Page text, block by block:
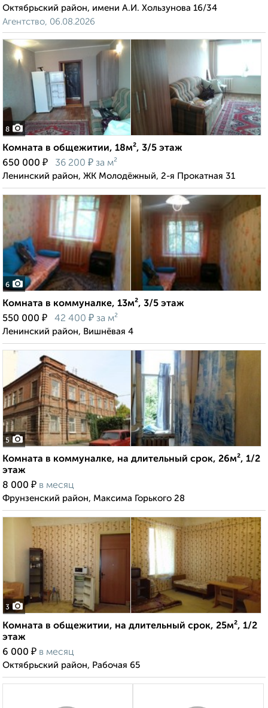
Октябрьский район, имени А.И. Хользунова 16/34
Агентство, 06.08.2026
8
Комната в общежитии, 18м², 3/5 этаж
650 000 ₽ 36 200 ₽ за м²
Ленинский район, ЖК Молодёжный, 2-я Прокатная 31
6
Комната в коммуналке, 13м², 3/5 этаж
550 000 ₽ 42 400 ₽ за м²
Ленинский район, Вишнёвая 4
5
Комната в коммуналке, на длительный срок, 26м², 1/2
этаж
8 000 ₽ в месяц
Фрунзенский район, Максима Горького 28
3
Комната в общежитии, на длительный срок, 25м², 1/2
этаж
6 000 ₽ в месяц
Октябрьский район, Рабочая 65